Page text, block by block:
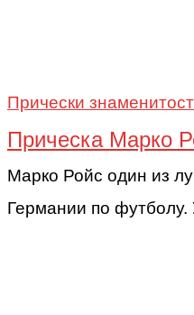
Прически
Прическа Марко
Марко Ройс один из
Германии по